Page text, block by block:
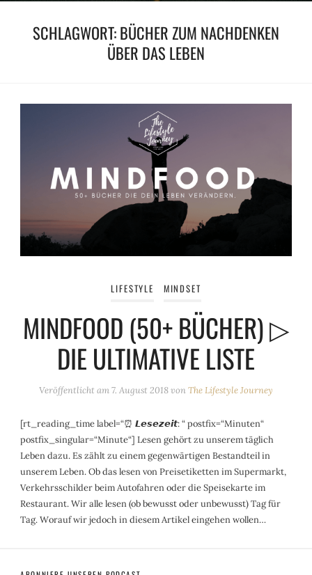
SCHLAGWORT:BÜCHER ZUM NACHDENKEN
ÜBER DAS LEBEN
LIFESTYLE MINDSET
MINDFOOD (50+ BÜCHER) ▷
DIE ULTIMATIVE LISTE
Veröffentlicht am7. August 2018vonThe Lifestyle Journey
[rt_reading_time label=“⏰ 𝙇𝙚𝙨𝙚𝙯𝙚𝙞𝙩: “ postfix=“Minuten“
postfix_singular=“Minute“] Lesen gehört zu unserem täglich
Leben dazu. Es zählt zu einem gegenwärtigen Bestandteil in
unserem Leben. Ob das lesen von Preisetiketten im Supermarkt,
Verkehrsschilder beim Autofahren oder die Speisekarte im
Restaurant. Wir alle lesen (ob bewusst oder unbewusst) Tag für
Tag. Worauf wir jedoch in diesem Artikel eingehen wollen…